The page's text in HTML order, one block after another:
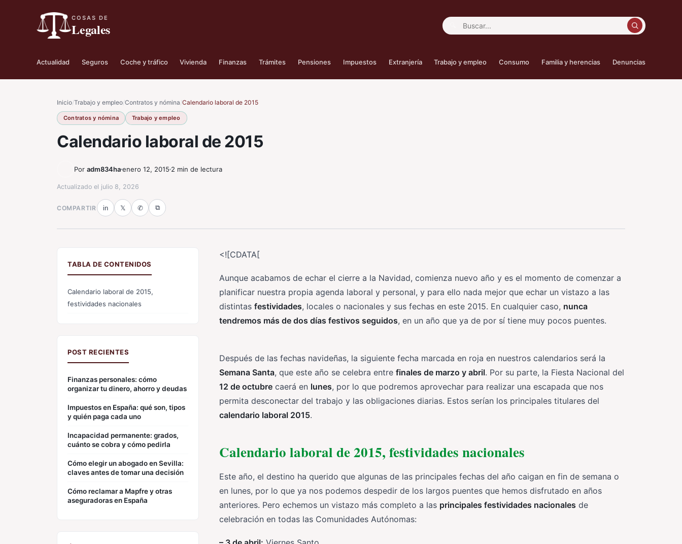
COSAS DE
Legales Buscar:
Actualidad Seguros Coche y tráfico Vivienda Finanzas Trámites Pensiones Impuestos Extranjería Trabajo y empleo Consumo Familia y herencias Denuncias
Inicio/Trabajo y empleo/Contratos y nómina/Calendario laboral de 2015
Contratos y nómina Trabajo y empleo
Calendario laboral de 2015
Por adm834haenero 12, 2015 2 min de lectura
Actualizado el julio 8, 2026
COMPARTIR in 𝕏 ✆ ⧉
TABLA DE CONTENIDOS
Calendario laboral de 2015,
festividades nacionales
POST RECIENTES
Finanzas personales: cómo
organizar tu dinero, ahorro y deudas
Impuestos en España: qué son, tipos
y quién paga cada uno
Incapacidad permanente: grados,
cuánto se cobra y cómo pedirla
Cómo elegir un abogado en Sevilla:
claves antes de tomar una decisión
Cómo reclamar a Mapfre y otras
aseguradoras en España
<![CDATA[
Aunque acabamos de echar el cierre a la Navidad, comienza nuevo año y es el momento de comenzar a
planificar nuestra propia agenda laboral y personal, y para ello nada mejor que echar un vistazo a las
distintas festividades, locales o nacionales y sus fechas en este 2015. En cualquier caso, nunca
tendremos más de dos días festivos seguidos, en un año que ya de por sí tiene muy pocos puentes.
Después de las fechas navideñas, la siguiente fecha marcada en roja en nuestros calendarios será la
Semana Santa, que este año se celebra entre finales de marzo y abril. Por su parte, la Fiesta Nacional del
12 de octubre caerá en lunes, por lo que podremos aprovechar para realizar una escapada que nos
permita desconectar del trabajo y las obligaciones diarias. Estos serían los principales titulares del
calendario laboral 2015.
Calendario laboral de 2015, festividades nacionales
Este año, el destino ha querido que algunas de las principales fechas del año caigan en fin de semana o
en lunes, por lo que ya nos podemos despedir de los largos puentes que hemos disfrutado en años
anteriores. Pero echemos un vistazo más completo a las principales festividades nacionales de
celebración en todas las Comunidades Autónomas: